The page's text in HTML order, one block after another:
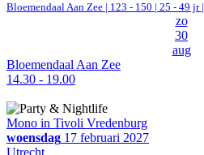
Bloemendaal Aan Zee | 123 - 150 | 25 - 49 jr |
zo
30
aug
Bloemendaal Aan Zee
14.30 - 19.00
Mono in Tivoli Vredenburg
woensdag 17 februari 2027